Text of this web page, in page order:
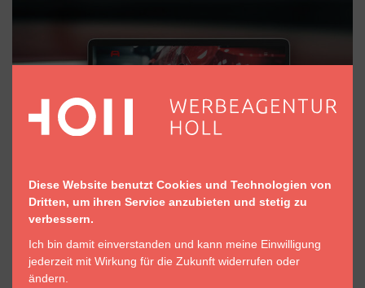
Diese Website benutzt Cookies und Technologien von
Dritten, um ihren Service anzubieten und stetig zu
verbessern.
Ich bin damit einverstanden und kann meine Einwilligung
jederzeit mit Wirkung für die Zukunft widerrufen oder
ändern.